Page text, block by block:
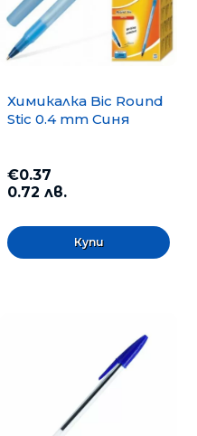
Химикалка Bic Round
Stic 0.4 mm Синя
€0.37
0.72 лв.